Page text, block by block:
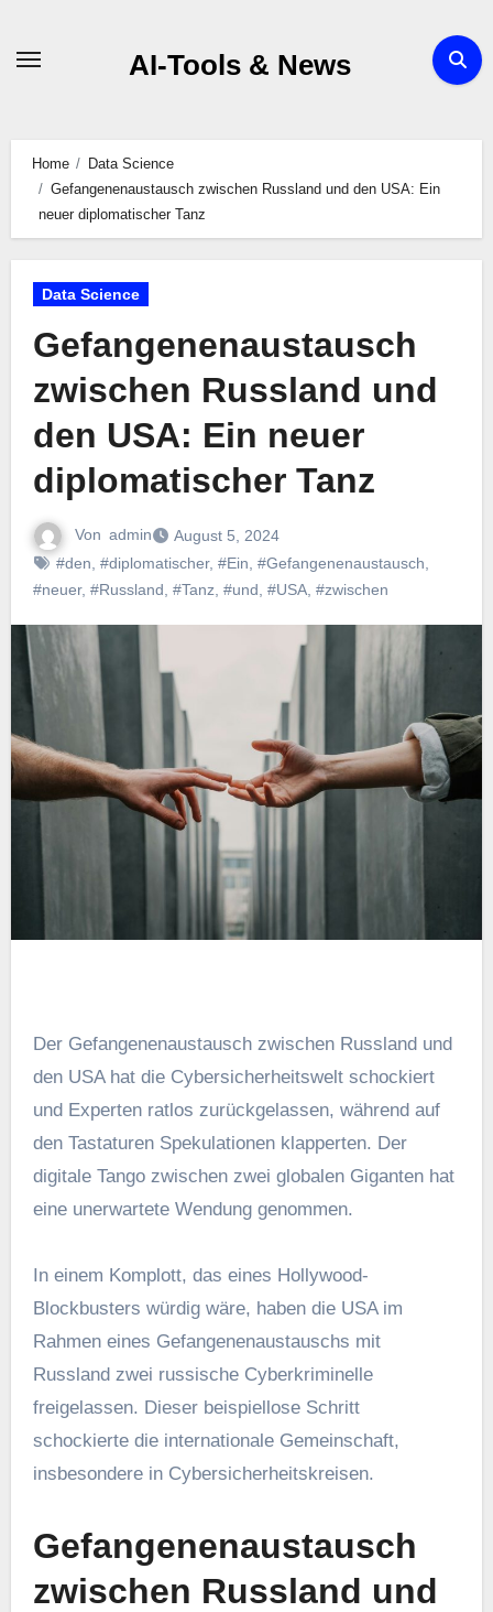
AI-Tools & News
Home
Data Science
Gefangenenaustausch zwischen Russland und den USA: Ein
neuer diplomatischer Tanz
Data Science
Gefangenenaustausch
zwischen Russland und
den USA: Ein neuer
diplomatischer Tanz
Von admin
August 5, 2024
#den #diplomatischer, #Ein #Gefangenenaustausch
#neuer, #Russland #Tanz #und #USA, #zwischen
Der Gefangenenaustausch zwischen Russland und
den USA hat die Cybersicherheitswelt schockiert
und Experten ratlos zurückgelassen, während auf
den Tastaturen Spekulationen klapperten. Der
digitale Tango zwischen zwei globalen Giganten hat
eine unerwartete Wendung genommen.
In einem Komplott, das eines Hollywood-
Blockbusters würdig wäre, haben die USA im
Rahmen eines Gefangenenaustauschs mit
Russland zwei russische Cyberkriminelle
freigelassen. Dieser beispiellose Schritt
schockierte die internationale Gemeinschaft,
insbesondere in Cybersicherheitskreisen.
Gefangenenaustausch
zwischen Russland und